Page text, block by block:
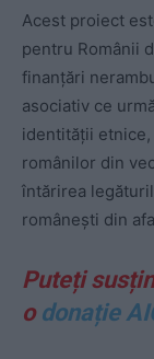
Acest proiect
pentru Românii
finanțări
asociativ ce
identității
românilor din
întărirea
românești din
Puteți
o donație